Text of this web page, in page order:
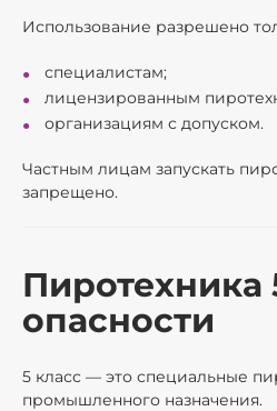
Использование разрешено
специалистам;
лицензированным
организациям с допуском.
Частным лицам запускать
запрещено.
Пиротехника
опасности
5 класс — это специальные
промышленного назначения.